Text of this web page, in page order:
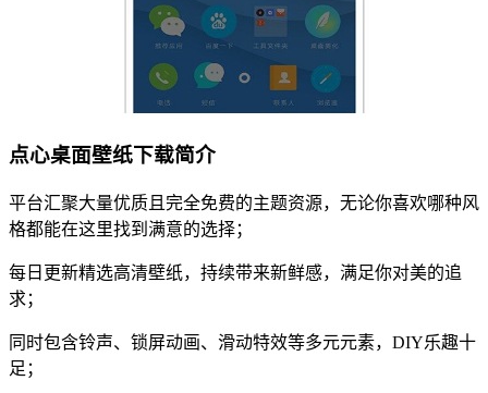
点心桌面壁纸下载简介
平台汇聚大量优质且完全免费的主题资源，无论你喜欢哪种风
格都能在这里找到满意的选择；
每日更新精选高清壁纸，持续带来新鲜感，满足你对美的追
求；
同时包含铃声、锁屏动画、滑动特效等多元元素，DIY乐趣十
足；